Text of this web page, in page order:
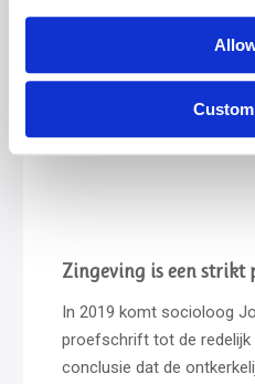
“Ieder individu
verbondenheid
Zingeving is een strikt
In 2019 komt socioloog
proefschrift tot de redelijk
conclusie dat de